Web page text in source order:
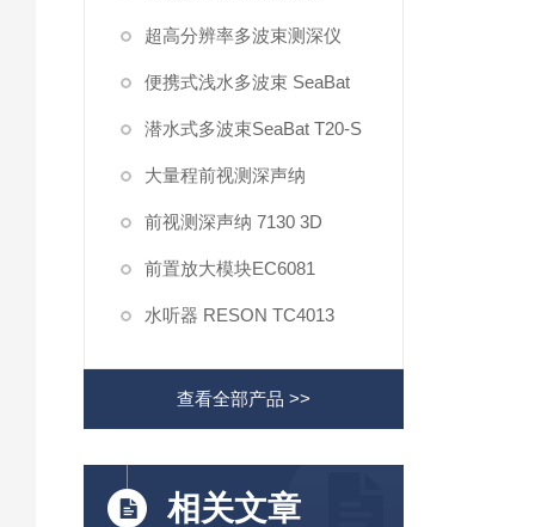
超高分辨率多波束测深仪
便携式浅水多波束 SeaBat
潜水式多波束SeaBat T20-S
大量程前视测深声纳
前视测深声纳 7130 3D
前置放大模块EC6081
水听器 RESON TC4013
查看全部产品 >>
相关文章